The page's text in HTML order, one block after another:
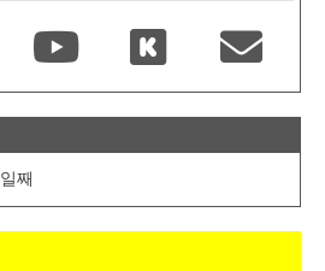
일째